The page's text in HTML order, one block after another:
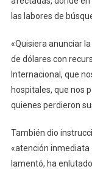
las labores de
«Quisiera anunciar
de dólares con
Internacional, que
hospitales, que nos
quienes perdieron
También dio
«atención inmediata
lamentó, ha